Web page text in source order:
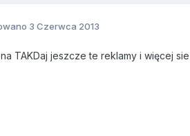
3 Czerwca 2013
TAKDaj jeszcze te reklamy i więcej